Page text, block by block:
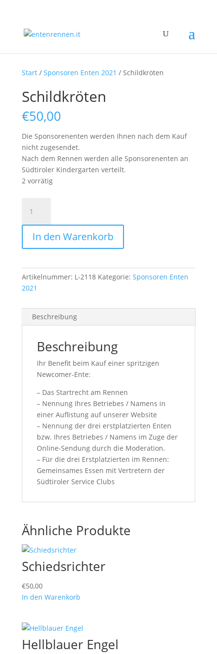
Start/ Sponsoren Enten 2021 / Schildkröten
Schildkröten
€50,00
Die Sponsorenenten werden Ihnen nach dem Kauf
nicht zugesendet.
Nach dem Rennen werden alle Sponsorenenten an
Südtiroler Kindergarten verteilt.
2 vorrätig
Menge
In den Warenkorb
Artikelnummer: L-2118 Kategorie: Sponsoren Enten
2021
Beschreibung
Beschreibung
Ihr Benefit beim Kauf einer spritzigen
Newcomer-Ente:
– Das Startrecht am Rennen
– Nennung Ihres Betriebes / Namens in
einer Auflistung auf unserer Website
– Nennung der drei erstplatzierten Enten
bzw. Ihres Betriebes / Namens im Zuge der
Online-Sendung durch die Moderation.
– Für die drei Erstplatzierten im Rennen:
Gemeinsames Essen mit Vertretern der
Südtiroler Service Clubs
Ähnliche Produkte
Schiedsrichter
€50,00
In den Warenkorb
Hellblauer Engel